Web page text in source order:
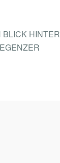
BLICK HINTER